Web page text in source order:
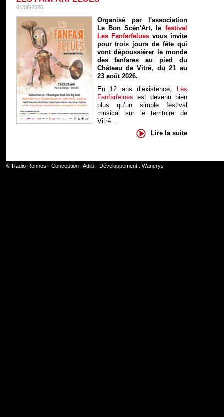
01/06/2026
Organisé par l'association
Le Bon Scén'Art, le festival
Les Fanfarfelues vous invite
pour trois jours de fête qui
vont dépoussiérer le monde
des fanfares au pied du
Château de Vitré, du 21 au
23 août 2026.
En 12 ans d’existence, Les
Fanfarfelues est devenu bien
plus qu’un simple festival
musical sur le territoire de
Vitré...
Lire la suite
© Radio Rennes - Conception : Adlib- Développement : Wanerys